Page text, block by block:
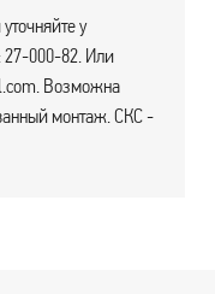
у
27-000-82. Или
Возможна
монтаж. СКС -